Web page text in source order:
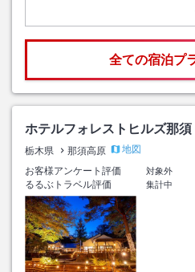
全ての宿泊プ
ホテルフォレストヒルズ那須
栃木県 那須高原
地図
お客様アンケート評価
対象外
るるぶトラベル評価 集計中